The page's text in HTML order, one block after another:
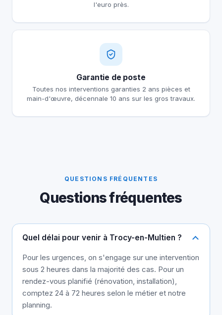
l'euro près.
Garantie de poste
Toutes nos interventions garanties 2 ans pièces et
main-d'œuvre, décennale 10 ans sur les gros travaux.
QUESTIONS FRÉQUENTES
Questions fréquentes
Quel délai pour venir à Trocy-en-Multien ?
Pour les urgences, on s'engage sur une intervention
sous 2 heures dans la majorité des cas. Pour un
rendez-vous planifié (rénovation, installation),
comptez 24 à 72 heures selon le métier et notre
planning.